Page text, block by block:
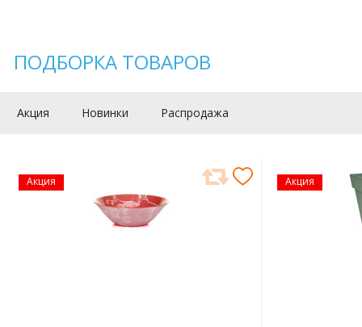
ПОДБОРКА ТОВАРОВ
Акция Новинки Распродажа
Акция Акция